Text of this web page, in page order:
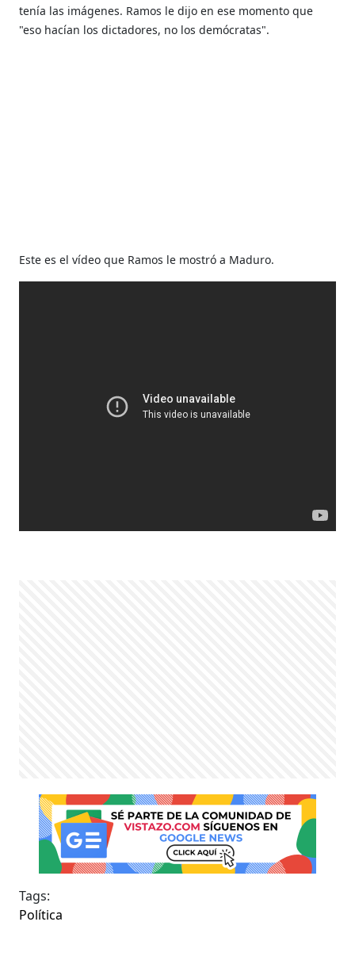
tenía las imágenes. Ramos le dijo en ese momento que
"eso hacían los dictadores, no los demócratas".
Este es el vídeo que Ramos le mostró a Maduro.
Tags:
Política